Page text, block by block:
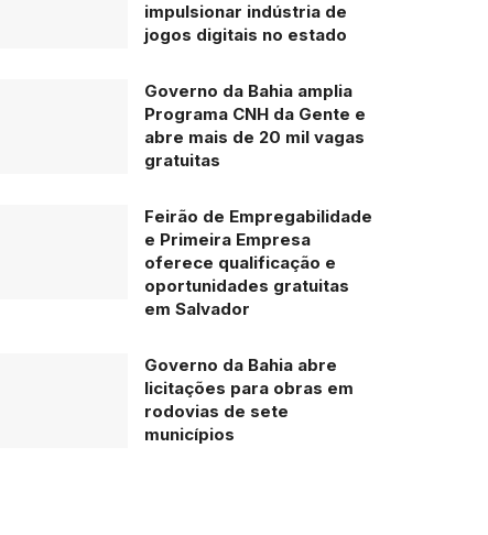
impulsionar indústria de
jogos digitais no estado
Governo da Bahia amplia
Programa CNH da Gente e
abre mais de 20 mil vagas
gratuitas
Feirão de Empregabilidade
e Primeira Empresa
oferece qualificação e
oportunidades gratuitas
em Salvador
Governo da Bahia abre
licitações para obras em
rodovias de sete
municípios